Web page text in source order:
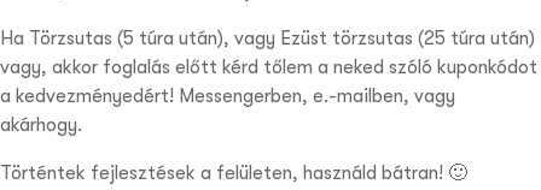
Ha Törzsutas (5 túra után), vagy Ezüst törzsutas (25 túra után)
vagy, akkor foglalás előtt kérd tőlem a neked szóló kuponkódot
a kedvezményedért! Messengerben, e.-mailben, vagy
akárhogy.
Történtek fejlesztések a felületen, használd bátran! 🙂